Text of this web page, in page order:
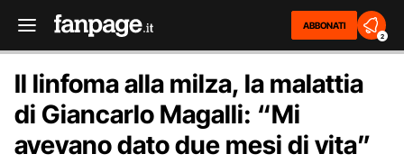
ABBONATI
2
Il linfoma alla milza, la malattia
di Giancarlo Magalli: “Mi
avevano dato due mesi di vita”